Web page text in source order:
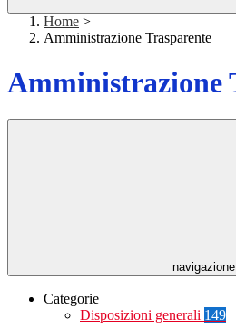
Home >
Amministrazione Trasparente
Amministrazione
navigazione
Categorie
Disposizioni generali 149